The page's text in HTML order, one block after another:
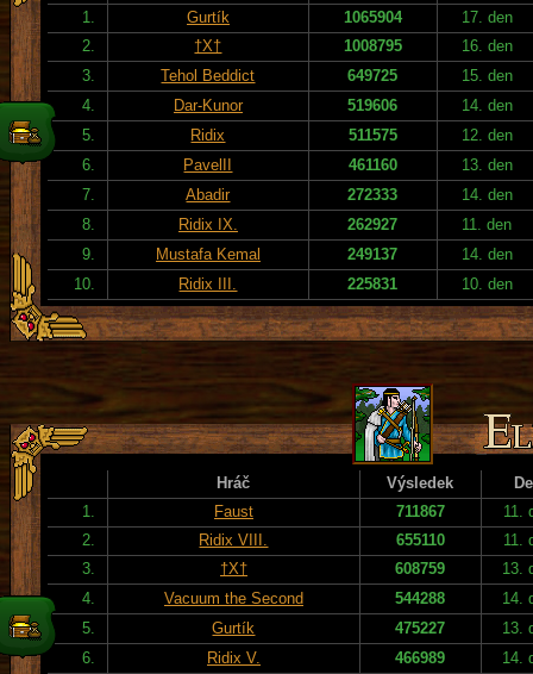
1.
Gurtík 1065904
17. den
2.
†X† 1008795
16. den
3.
Tehol Beddict 649725
15. den
4.
Dar-Kunor 519606
14. den
5.
Ridix 511575
12. den
6.
PavelII 461160
13. den
7.
Abadir 272333
14. den
8.
Ridix IX. 262927
11. den
9.
Mustafa Kemal 249137
14. den
10.
Ridix III. 225831 10. den
Hráč Výsledek
1.
Faust 711867
11.
2.
Ridix VIII. 655110
11.
3.
†X† 608759
13.
4.
Vacuum the Second 544288
14.
5.
Gurtík 475227
13.
6.
Ridix V. 466989
14.